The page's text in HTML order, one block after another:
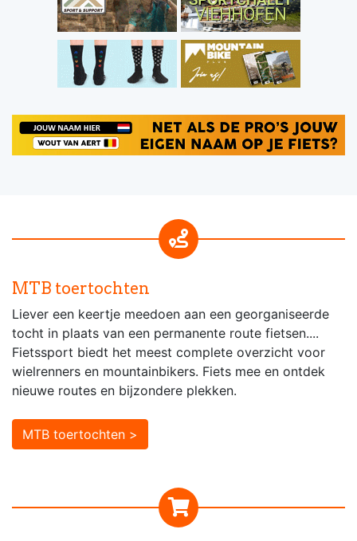
MTB toertochten
Liever een keertje meedoen aan een georganiseerde
tocht in plaats van een permanente route fietsen....
Fietssport biedt het meest complete overzicht voor
wielrenners en mountainbikers. Fiets mee en ontdek
nieuwe routes en bijzondere plekken.
MTB toertochten >